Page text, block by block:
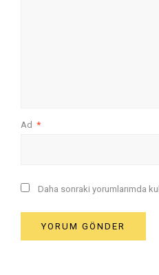
Ad *
Daha sonraki yorumlarımda